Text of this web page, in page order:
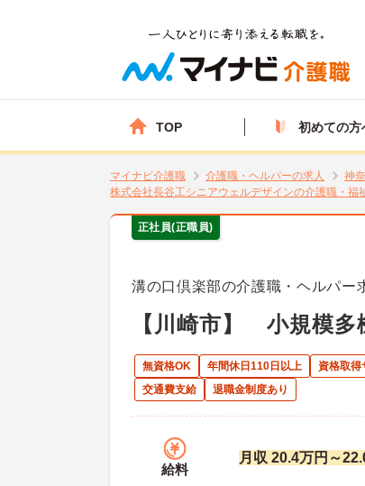
TOP 初めての方
マイナビ介護職 介護職・ヘルパーの求人 神
株式会社長谷工シニアウェルデザインの介護職・福
正社員(正職員)
溝の口倶楽部の介護職・ヘルパー
【川崎市】 小規模多
無資格OK 年間休日110日以上 資格取得
交通費支給
退職金制度あり
給料
月収 20.4万円～